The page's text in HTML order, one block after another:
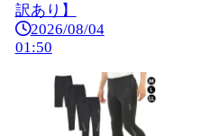
訳あり】
2026/08/04
01:50